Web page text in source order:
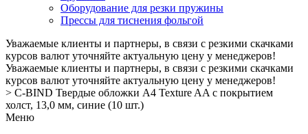
Оборудование для резки пружины
Прессы для тиснения фольгой
Уважаемые клиенты и партнеры, в связи с резкими скачками
курсов валют уточняйте актуальную цену у менеджеров!
Уважаемые клиенты и партнеры, в связи с резкими скачками
курсов валют уточняйте актуальную цену у менеджеров!
> C-BIND Твердые обложки А4 Texture AA с покрытием
холст, 13,0 мм, синие (10 шт.)
Меню